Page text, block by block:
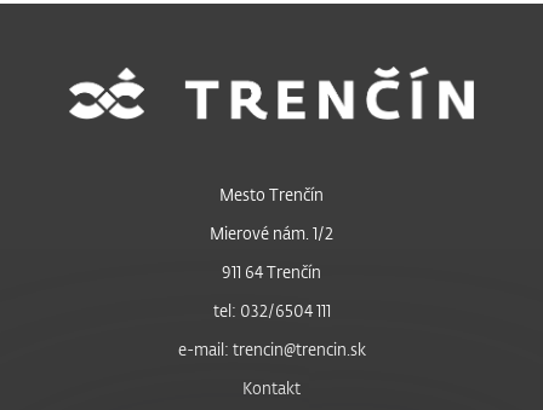
Mesto Trenčín
Mierové nám. 1/2
911 64 Trenčín
tel: 032/6504 111
e-mail: trencin@trencin.sk
Kontakt